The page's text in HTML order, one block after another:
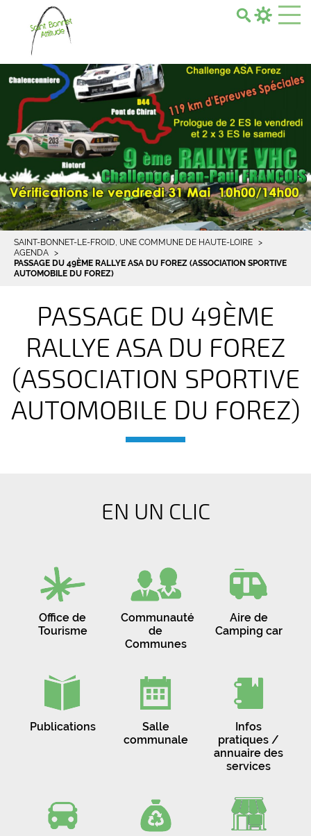
SAINT-BONNET-LE-FROID, UNE COMMUNE DE HAUTE-LOIRE
AGENDA
PASSAGE DU 49ÈME RALLYE ASA DU FOREZ (ASSOCIATION SPORTIVE
AUTOMOBILE DU FOREZ)
PASSAGE DU 49ÈME
RALLYE ASA DU FOREZ
(ASSOCIATION SPORTIVE
AUTOMOBILE DU FOREZ)
EN UN CLIC
Office de
Tourisme
Communauté
de
Communes
Aire de
Camping car
Publications
Salle
communale
Infos
pratiques /
annuaire des
services